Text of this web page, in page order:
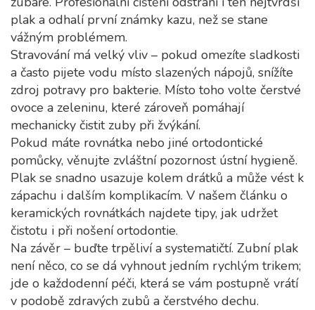
plak a odhalí první známky kazu, než se stane
vážným problémem.
Stravování má velký vliv – pokud omezíte sladkosti
a často pijete vodu místo slazených nápojů, snížíte
zdroj potravy pro bakterie. Místo toho volte čerstvé
ovoce a zeleninu, které zároveň pomáhají
mechanicky čistit zuby při žvýkání.
Pokud máte rovnátka nebo jiné ortodontické
pomůcky, věnujte zvláštní pozornost ústní hygieně.
Plak se snadno usazuje kolem drátků a může vést k
zápachu i dalším komplikacím. V našem článku o
keramických rovnátkách najdete tipy, jak udržet
čistotu i při nošení ortodontie.
Na závěr – buďte trpěliví a systematičtí. Zubní plak
není něco, co se dá vyhnout jedním rychlým trikem;
jde o každodenní péči, která se vám postupně vrátí
v podobě zdravých zubů a čerstvého dechu.